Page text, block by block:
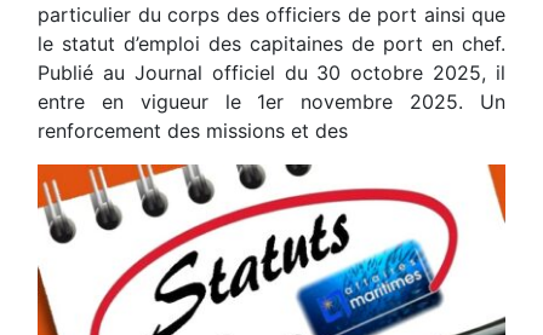
particulier du corps des officiers de port ainsi que
le statut d’emploi des capitaines de port en chef.
Publié au Journal officiel du 30 octobre 2025, il
entre en vigueur le 1er novembre 2025. Un
renforcement des missions et des